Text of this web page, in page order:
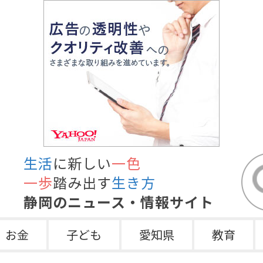
生活に新しい一色
一歩踏み出す生き方
静岡のニュース・情報サイト
お金 子ども 愛知県 教育